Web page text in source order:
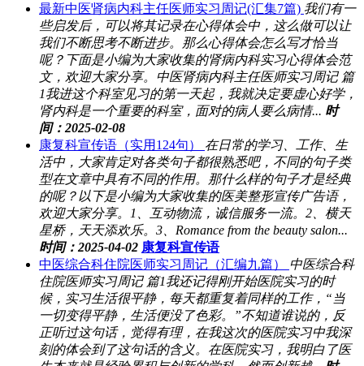
最新中医肾病内科主任医师实习周记(汇集7篇) 我们有一
些启发后，可以将其记录在心得体会中，这么做可以让
我们不断思考不断进步。那么心得体会怎么写才恰当
呢？下面是小编为大家收集的肾病内科实习心得体会范
文，欢迎大家分享。中医肾病内科主任医师实习周记 篇
1我进这个科室见习的第一天起，我就决定要虚心好学，
肾内科是一个重要的科室，面对的病人要么病情... 时
间：2025-02-08
康复科宣传语（实用124句）
在日常的学习、工作、生
活中，大家肯定对各类句子都很熟悉吧，不同的句子类
型在文章中具有不同的作用。那什么样的句子才是经典
的呢？以下是小编为大家收集的医美整形宣传广告语，
欢迎大家分享。1、互动物流，诚信服务一流。2、横天
星桥，天天添欢乐。3、Romance from the beauty salon...
时间：2025-04-02 康复科宣传语
中医综合科住院医师实习周记（汇编九篇）
中医综合科
住院医师实习周记 篇1我还记得刚开始医院实习的时
候，实习生活很平静，每天都重复着同样的工作，“当
一切变得平静，生活便没了色彩。”不知道谁说的，反
正听过这句话，觉得有理，在我这次的医院实习中我深
刻的体会到了这句话的含义。在医院实习，我明白了医